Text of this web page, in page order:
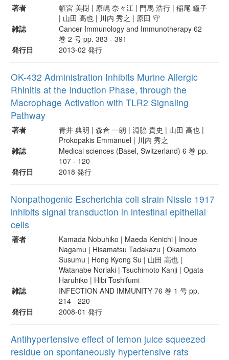
著者
頓宮 美樹 | 原嶋 奈々江 | 門馬 浩行 | 稲尾 瞳子
| 山田 高也 | 川内 秀之 | 原田 守
雑誌
Cancer Immunology and Immunotherapy 62
巻 2 号 pp. 383 - 391
発行日
2013-02 発行
OK-432 Administration Inhibits Murine Allergic
Rhinitis at the Induction Phase, through the
Macrophage Activation with TLR2 Signaling
Pathway
著者
青井 典明 | 森倉 一朗 | 淵脇 貴史 | 山田 高也 |
Prokopakis Emmanuel | 川内 秀之
雑誌
Medical sciences (Basel, Switzerland) 6 巻 pp.
107 - 120
発行日
2018 発行
Nonpathogenic Escherichia coli strain Nissle 1917
inhibits signal transduction in intestinal epithelial
cells
著者
Kamada Nobuhiko | Maeda Kenichi | Inoue
Nagamu | Hisamatsu Tadakazu | Okamoto
Susumu | Hong Kyong Su | 山田 高也 |
Watanabe Noriaki | Tsuchimoto Kanji | Ogata
Haruhiko | Hibi Toshifumi
雑誌
INFECTION AND IMMUNITY 76 巻 1 号 pp.
214 - 220
発行日
2008-01 発行
Antihypertensive effect of lemon juice squeezed
residue on spontaneously hypertensive rats